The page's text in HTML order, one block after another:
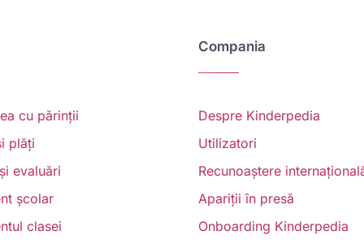
cu părinții
plăți
evaluări
școlar
clasei
Compania
Despre Kinderpedia
Utilizatori
Recunoaștere
Apariții în presă
Onboarding Kinderpedia